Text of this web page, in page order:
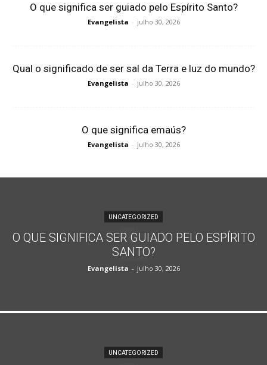
O que significa ser guiado pelo Espírito Santo?
Evangelista - julho 30, 2026
Qual o significado de ser sal da Terra e luz do mundo?
Evangelista - julho 30, 2026
O que significa emaús?
Evangelista - julho 30, 2026
UNCATEGORIZED
O QUE SIGNIFICA SER GUIADO PELO ESPÍRITO
SANTO?
Evangelista - julho 30, 2026
UNCATEGORIZED